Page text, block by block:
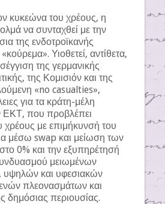
κυκεώνα του χρέους, η
να συνταχθεί με την
της ενδοτροϊκανής
Υιοθετεί, αντίθετα,
της γερμανικής
της Κομισιόν και της
«no casualties»,
για τα κράτη-μέλη
ΕΚΤ, που προβλέπει
χρέους με επιμήκυνσή του
μέσω swap και μείωση των
0% και την εξυπηρέτησή
μειωμένων
υψηλών και υφεσιακών
πλεονασμάτων και
δημόσιας περιουσίας.